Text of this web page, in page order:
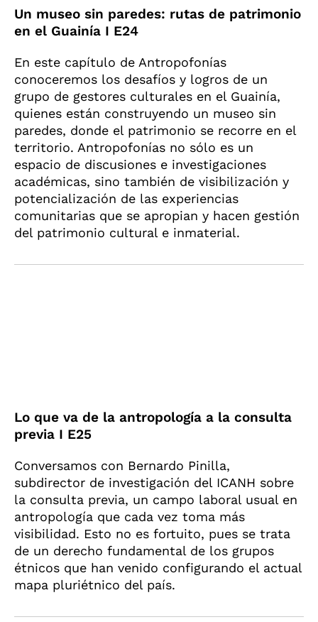
Un museo sin paredes: rutas de patrimonio
en el Guainía I E24
En este capítulo de Antropofonías
conoceremos los desafíos y logros de un
grupo de gestores culturales en el Guainía,
quienes están construyendo un museo sin
paredes, donde el patrimonio se recorre en el
territorio. Antropofonías no sólo es un
espacio de discusiones e investigaciones
académicas, sino también de visibilización y
potencialización de las experiencias
comunitarias que se apropian y hacen gestión
del patrimonio cultural e inmaterial.
Lo que va de la antropología a la consulta
previa I E25
Conversamos con Bernardo Pinilla,
subdirector de investigación del ICANH sobre
la consulta previa, un campo laboral usual en
antropología que cada vez toma más
visibilidad. Esto no es fortuito, pues se trata
de un derecho fundamental de los grupos
étnicos que han venido configurando el actual
mapa pluriétnico del país.